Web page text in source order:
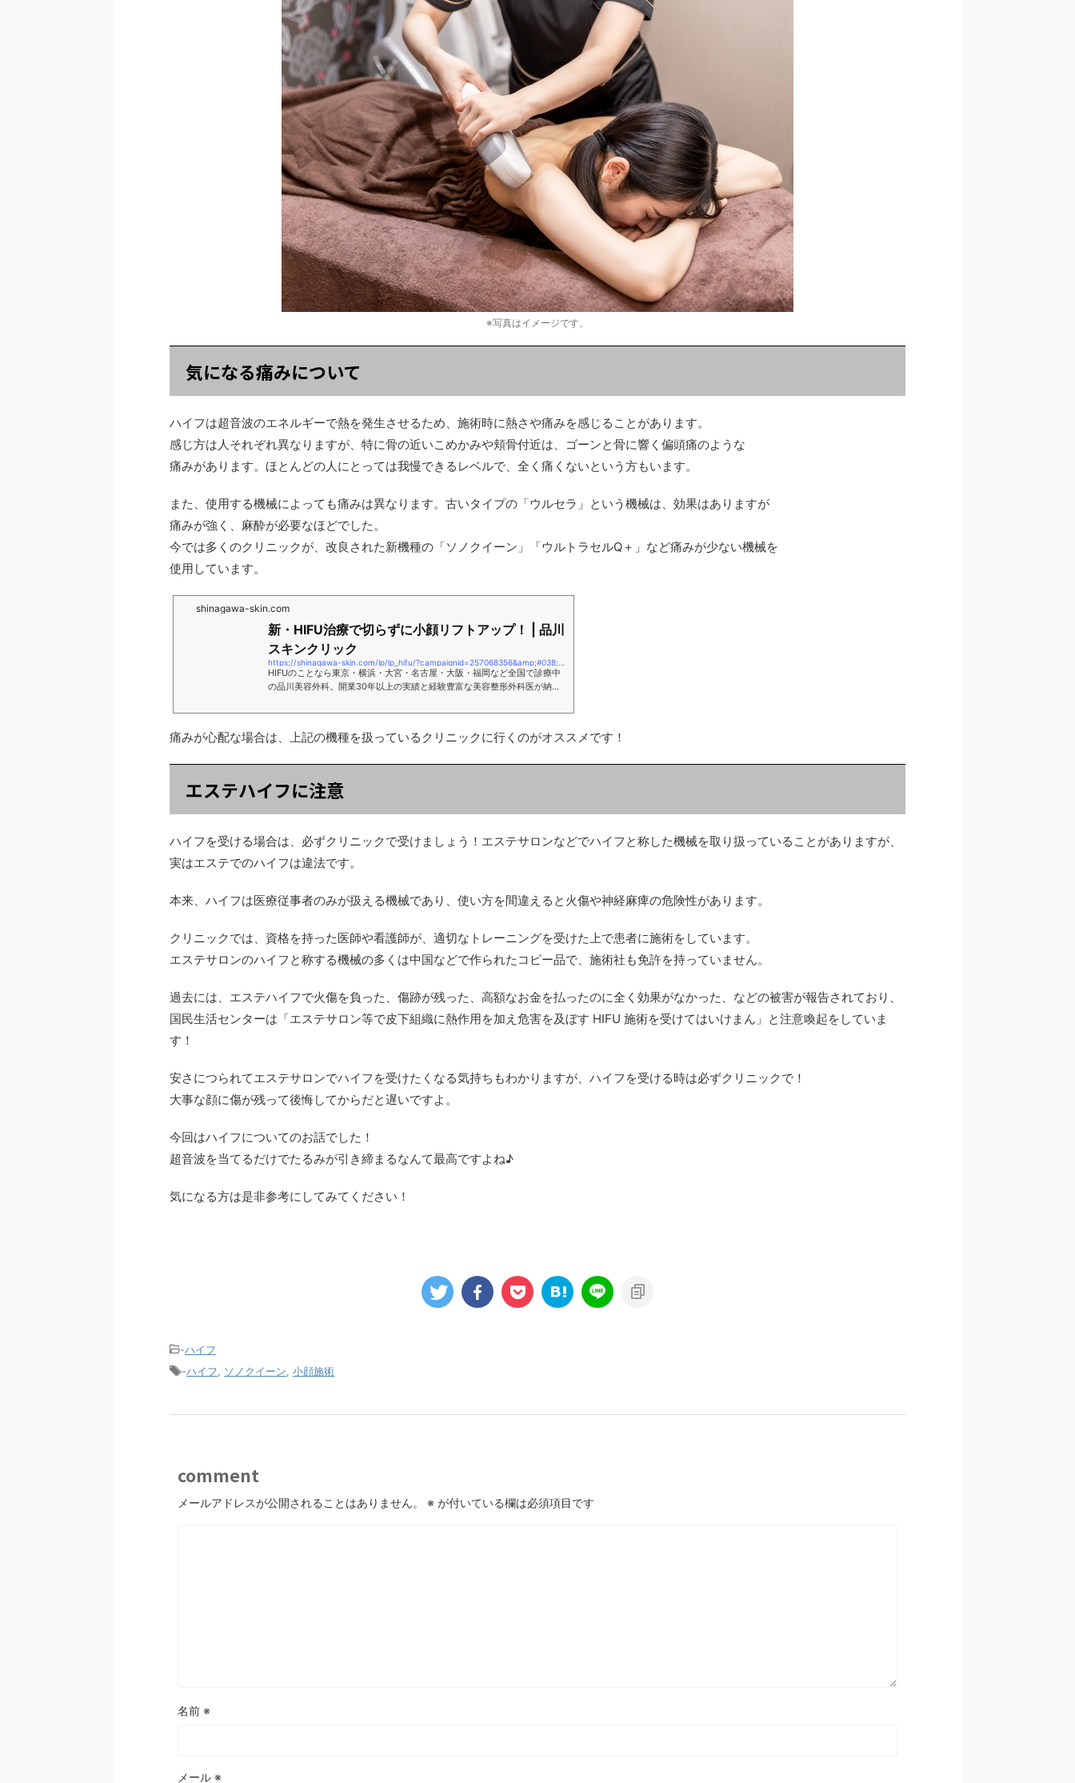
※写真はイメージです。
気になる痛みについて
ハイフは超音波のエネルギーで熱を発生させるため、施術時に熱さや痛みを感じることがあります。
感じ方は人それぞれ異なりますが、特に骨の近いこめかみや頬骨付近は、ゴーンと骨に響く偏頭痛のような
痛みがあります。ほとんどの人にとっては我慢できるレベルで、全く痛くないという方もいます。
また、使用する機械によっても痛みは異なります。古いタイプの「ウルセラ」という機械は、効果はありますが
痛みが強く、麻酔が必要なほどでした。
今では多くのクリニックが、改良された新機種の「ソノクイーン」「ウルトラセルQ＋」など痛みが少ない機械を
使用しています。
shinagawa-skin.com
新・HIFU治療で切らずに小顔リフトアップ！ | 品川
スキンクリック
HIFUのことなら東京・横浜・大宮・名古屋・大阪・福岡など全国で診療中
の品川美容外科。開業30年以上の実績と経験豊富な美容整形外科医が納得
科をお探しの方は当美容クリニックまで！カウンセリングは無料です！まず
痛みが心配な場合は、上記の機種を扱っているクリニックに行くのがオススメです！
エステハイフに注意
ハイフを受ける場合は、必ずクリニックで受けましょう！エステサロンなどでハイフと称した機械を取り扱っていることがありますが、
実はエステでのハイフは違法です。
本来、ハイフは医療従事者のみが扱える機械であり、使い方を間違えると火傷や神経麻痺の危険性があります。
クリニックでは、資格を持った医師や看護師が、適切なトレーニングを受けた上で患者に施術をしています。
エステサロンのハイフと称する機械の多くは中国などで作られたコピー品で、施術社も免許を持っていません。
過去には、エステハイフで火傷を負った、傷跡が残った、高額なお金を払ったのに全く効果がなかった、などの被害が報告されており、
国民生活センターは「エステサロン等で皮下組織に熱作用を加え危害を及ぼす HIFU 施術を受けてはいけまん」と注意喚起をしていま
す！
安さにつられてエステサロンでハイフを受けたくなる気持ちもわかりますが、ハイフを受ける時は必ずクリニックで！
大事な顔に傷が残って後悔してからだと遅いですよ。
今回はハイフについてのお話でした！
超音波を当てるだけでたるみが引き締まるなんて最高ですよね♪
気になる方は是非参考にしてみてください！
-ハイフ
-ハイフ ソノクイーン 小顔施術
comment
メールアドレスが公開されることはありません。 ※ が付いている欄は必須項目です
名前 ※
メール ※